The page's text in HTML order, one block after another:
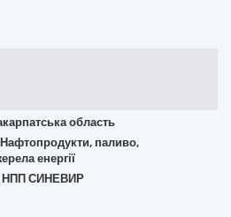
область
Нафтопродукти, паливо,
енергії
НПП СИНЕВИР